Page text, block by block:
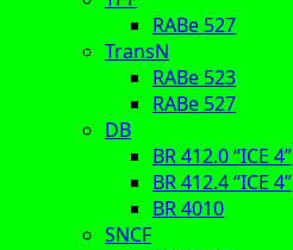
RABe 527
TransN
RABe 523
RABe 527
DB
BR 412.0 “ICE 4”
BR 412.4 “ICE 4”
BR 4010
SNCF